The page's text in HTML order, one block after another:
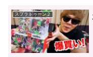
スプラトゥーン２